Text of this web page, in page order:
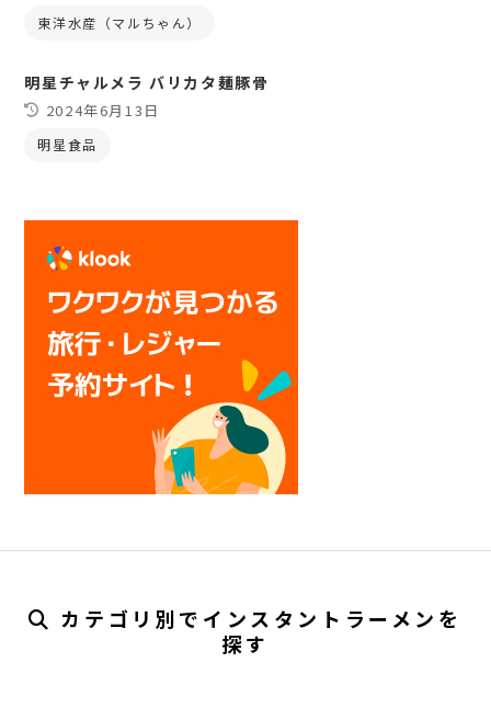
東洋水産（マルちゃん）
明星チャルメラ バリカタ麺豚骨
2024年6月13日
明星食品
カテゴリ別でインスタントラーメンを
探す